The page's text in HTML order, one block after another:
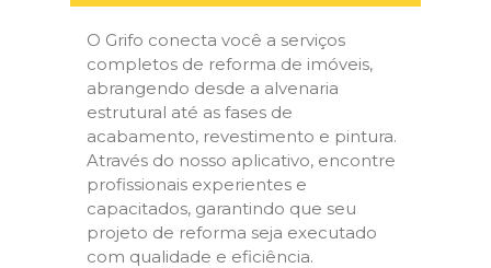
O Grifo conecta você a serviços
completos de reforma de imóveis,
abrangendo desde a alvenaria
estrutural até as fases de
acabamento, revestimento e pintura.
Através do nosso aplicativo, encontre
profissionais experientes e
capacitados, garantindo que seu
projeto de reforma seja executado
com qualidade e eficiência.